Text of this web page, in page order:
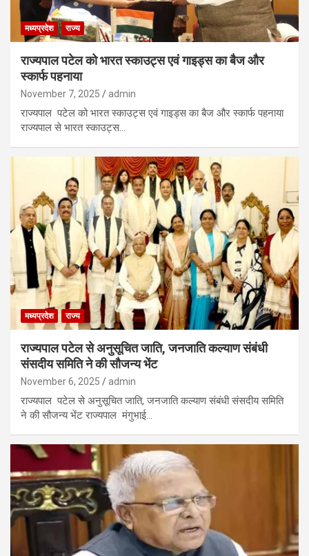
मध्यप्रदेश राज्य
राज्यपाल पटेल को भारत स्काउट्स एवं गाइड्स का बैज और
स्कार्फ पहनाया
November 7, 2025 admin
राज्यपाल पटेल को भारत स्काउट्स एवं गाइड्स का बैज और स्कार्फ पहनाया
राज्यपाल से भारत स्काउट्स…
मध्यप्रदेश राज्य
राज्यपाल पटेल से अनुसूचित जाति, जनजाति कल्याण संबंधी
संसदीय समिति ने की सौजन्य भेंट
November 6, 2025 admin
राज्यपाल पटेल से अनुसूचित जाति, जनजाति कल्याण संबंधी संसदीय समिति
ने की सौजन्य भेंट राज्यपाल मंगुभाई…